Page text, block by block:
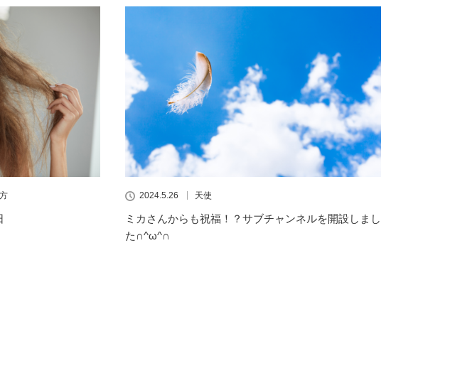
2024.5.26 天使
ミカさんからも祝福！？サブチャンネルを開設しまし
た∩^ω^∩